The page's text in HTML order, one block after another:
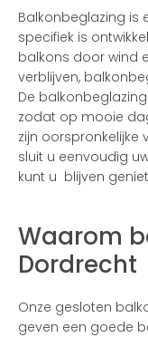
Balkonbeglazing is
specifiek is
balkons door wind
verblijven,
De
zodat op mooie
zijn oorspronkelijke
sluit u eenvoudig
kunt u blijven
Waarom
Dordrecht
Onze gesloten
geven een goede